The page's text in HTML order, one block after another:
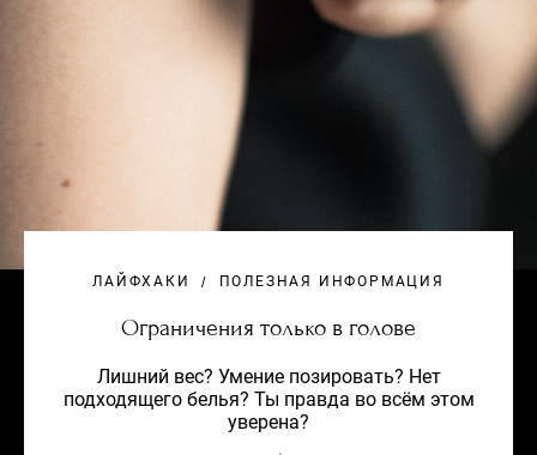
ЛАЙФХАКИ ПОЛЕЗНАЯ ИНФОРМАЦИЯ
Ограничения только в голове
Лишний вес? Умение позировать? Нет
подходящего белья? Ты правда во всём этом
уверена?